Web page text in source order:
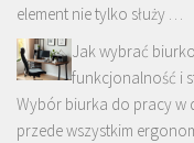
element nie tylko służy …
Jak wybrać
funkcjonalność i
Wybór biurka do pracy w
przede wszystkim